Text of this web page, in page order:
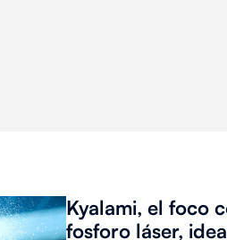
Kyalami, el foco
fosforo láser,